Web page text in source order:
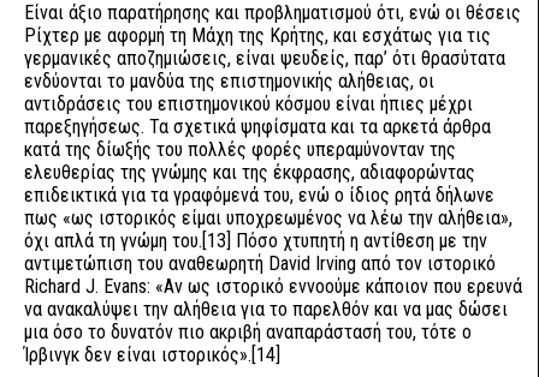
Είναι άξιο παρατήρησης και προβληματισμού ότι, ενώ οι θέσεις
Ρίχτερ με αφορμή τη Μάχη της Κρήτης, και εσχάτως για τις
γερμανικές αποζημιώσεις, είναι ψευδείς, παρ’ ότι θρασύτατα
ενδύονται το μανδύα της επιστημονικής αλήθειας, οι
αντιδράσεις του επιστημονικού κόσμου είναι ήπιες μέχρι
παρεξηγήσεως. Τα σχετικά ψηφίσματα και τα αρκετά άρθρα
κατά της δίωξής του πολλές φορές υπεραμύνονταν της
ελευθερίας της γνώμης και της έκφρασης, αδιαφορώντας
επιδεικτικά για τα γραφόμενά του, ενώ ο ίδιος ρητά δήλωνε
πως «ως ιστορικός είμαι υποχρεωμένος να λέω την αλήθεια»,
όχι απλά τη γνώμη του.[13] Πόσο χτυπητή η αντίθεση με την
αντιμετώπιση του αναθεωρητή David Irving από τον ιστορικό
Richard J. Evans: «Αν ως ιστορικό εννοούμε κάποιον που ερευνά
να ανακαλύψει την αλήθεια για το παρελθόν και να μας δώσει
μια όσο το δυνατόν πιο ακριβή αναπαράστασή του, τότε ο
Ίρβινγκ δεν είναι ιστορικός».[14]